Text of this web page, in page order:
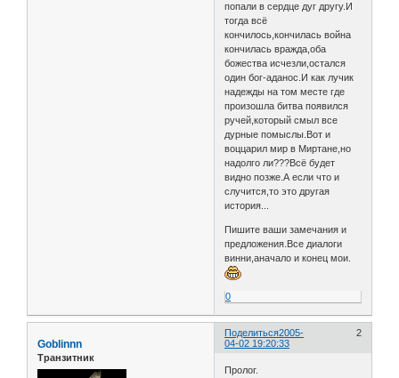
попали в сердце дуг другу.И
тогда всё
кончилось,кончилась война
кончилась вражда,оба
божества исчезли,остался
один бог-аданос.И как лучик
надежды на том месте где
произошла битва появился
ручей,который смыл все
дурные помыслы.Вот и
воццарил мир в Миртане,но
надолго ли???Всё будет
видно позже.А если что и
случится,то это другая
история...
Пишите ваши замечания и
предложения.Все диалоги
винни,аначало и конец мои.
0
Поделиться 2
2005-
04-02 19:20:33
Goblinnn
Транзитник
Пролог.